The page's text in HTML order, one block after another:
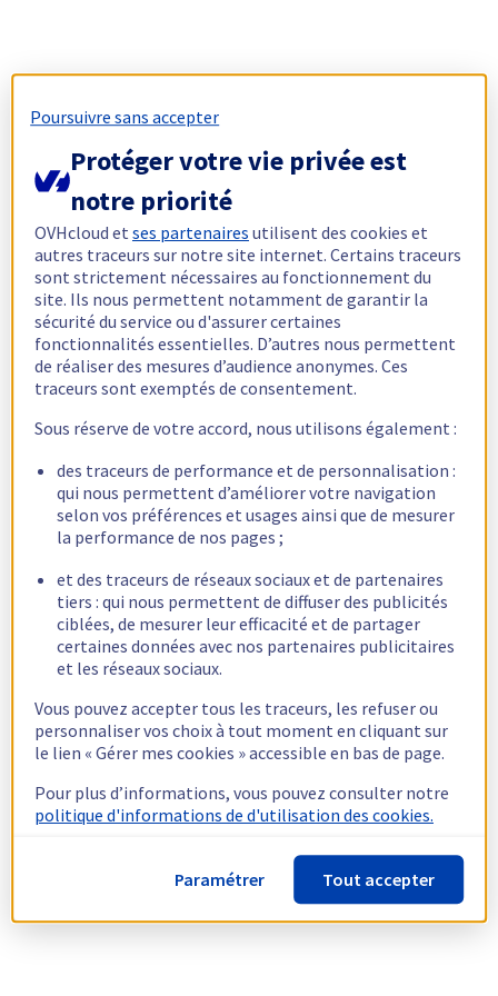
Poursuivre sans accepter
Protéger votre vie privée est
notre priorité
OVHcloud etses partenaires utilisent des cookies et
autres traceurs sur notre site internet. Certains traceurs
sont strictement nécessaires au fonctionnement du
site. Ils nous permettent notamment de garantir la
sécurité du service ou d'assurer certaines
fonctionnalités essentielles. D’autres nous permettent
de réaliser des mesures d’audience anonymes. Ces
traceurs sont exemptés de consentement.
Sous réserve de votre accord, nous utilisons également :
des traceurs de performance et de personnalisation :
qui nous permettent d’améliorer votre navigation
selon vos préférences et usages ainsi que de mesurer
la performance de nos pages ;
et des traceurs de réseaux sociaux et de partenaires
tiers : qui nous permettent de diffuser des publicités
ciblées, de mesurer leur efficacité et de partager
certaines données avec nos partenaires publicitaires
et les réseaux sociaux.
Vous pouvez accepter tous les traceurs, les refuser ou
personnaliser vos choix à tout moment en cliquant sur
le lien « Gérer mes cookies » accessible en bas de page.
Pour plus d’informations, vous pouvez consulter notre
politique d'informations de d'utilisation des cookies.
Paramétrer Tout accepter